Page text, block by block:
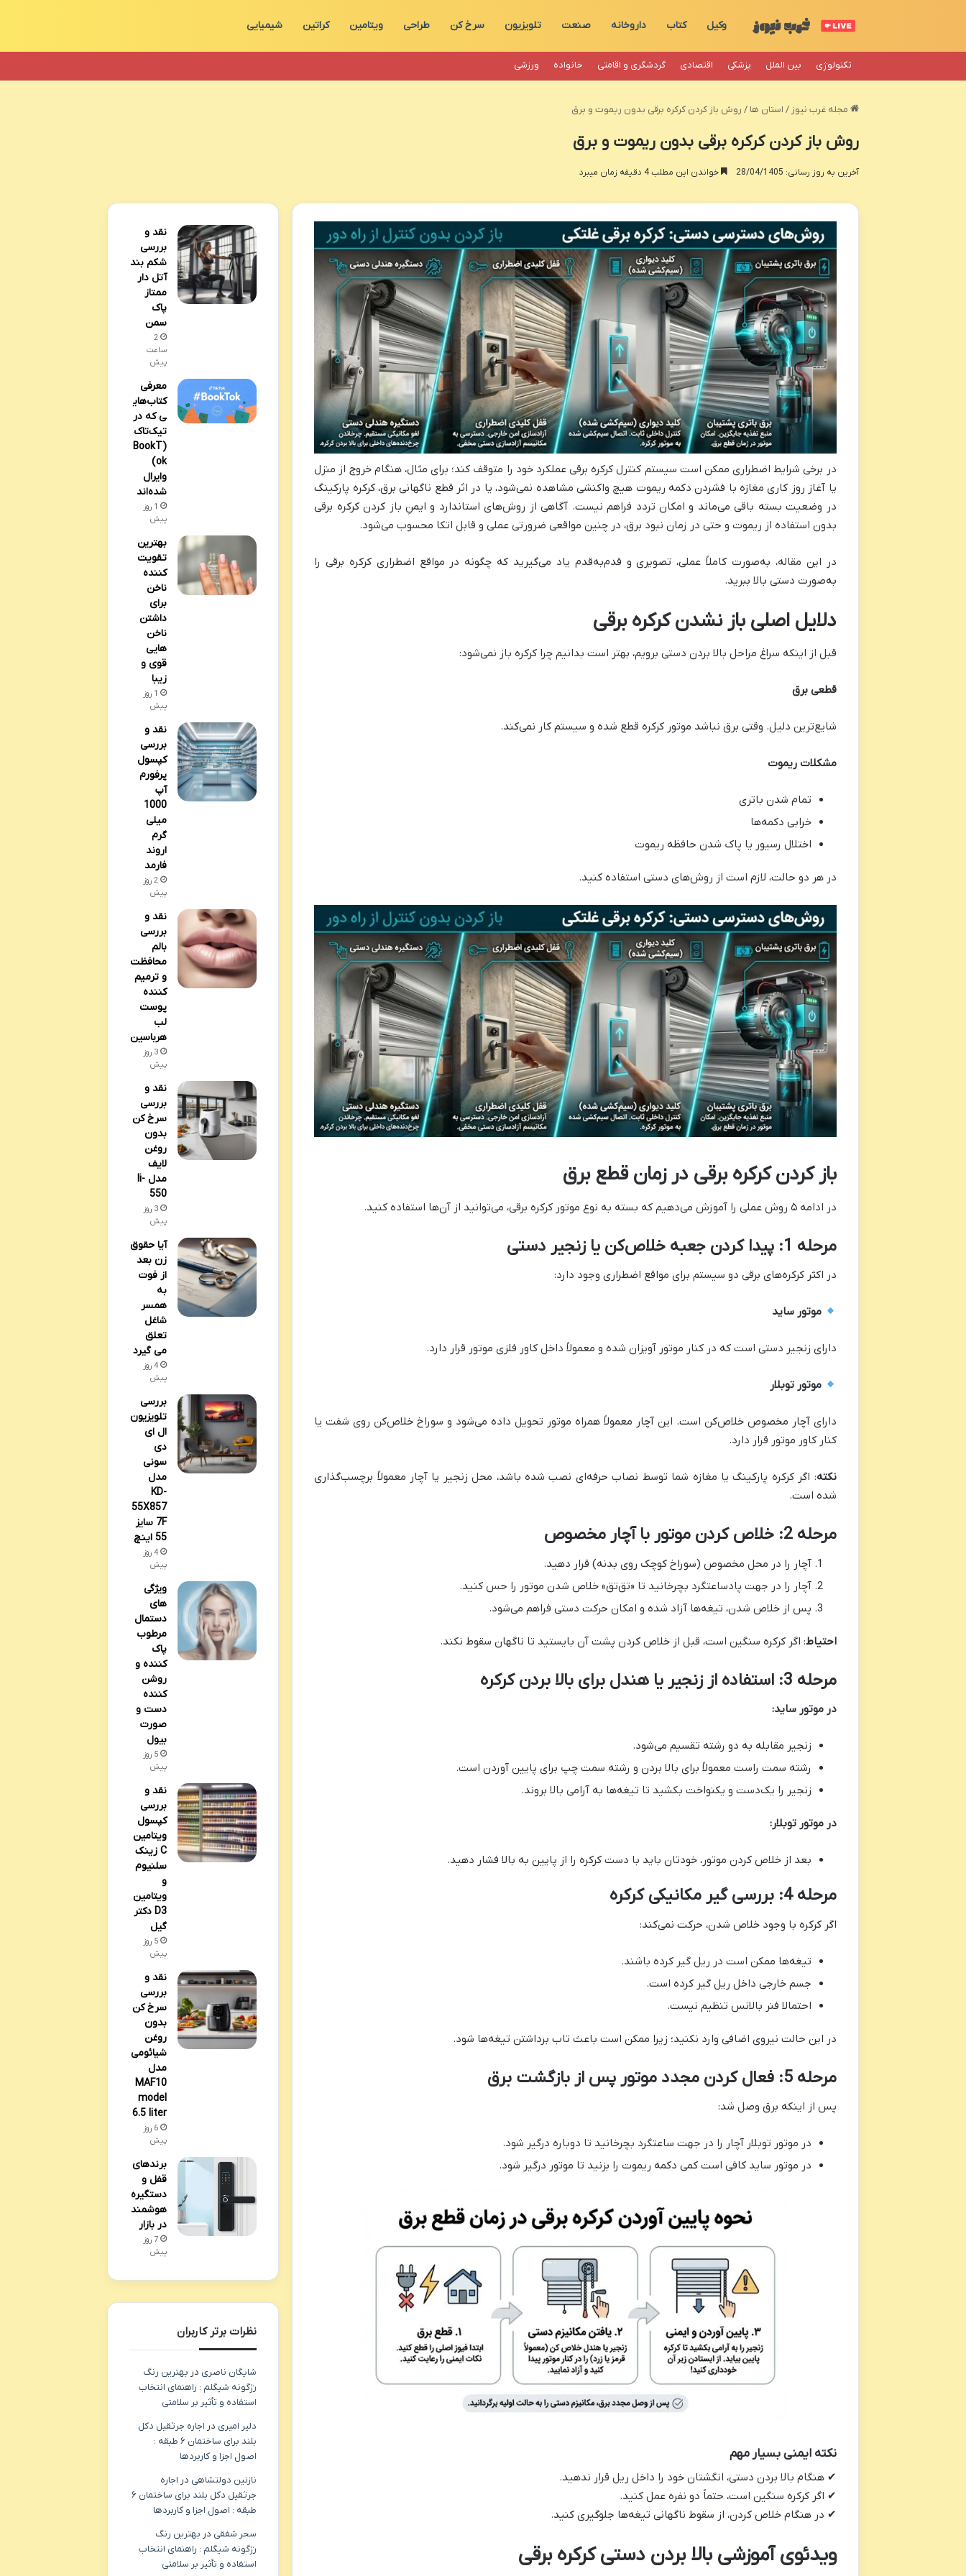
وکیل کتاب داروخانه صنعت تلویزیون سرخ کن طراحی ویتامین کراتین شیمیایی
تکنولوژی بین الملل پزشکی اقتصادی گردشگری و اقامتی خانواده ورزشی
مجله غرب نیوز / استان ها / روش باز کردن کرکره برقی بدون ریموت و برق
روش باز کردن کرکره برقی بدون ریموت و برق
آخرین به روز رسانی: 28/04/1405 خواندن این مطلب 4 دقیقه زمان میبرد
در برخی شرایط اضطراری ممکن است سیستم کنترل کرکره برقی عملکرد خود را متوقف کند؛ برای مثال، هنگام خروج از منزل
یا آغاز روز کاری مغازه با فشردن دکمه ریموت هیچ واکنشی مشاهده نمی‌شود، یا در اثر قطع ناگهانی برق، کرکره پارکینگ
در وضعیت بسته باقی می‌ماند و امکان تردد فراهم نیست. آگاهی از روش‌های استاندارد و ایمنِ باز کردن کرکره برقی
بدون استفاده از ریموت و حتی در زمان نبود برق، در چنین مواقعی ضرورتی عملی و قابل اتکا محسوب می‌شود.
در این مقاله، به‌صورت کاملاً عملی، تصویری و قدم‌به‌قدم یاد می‌گیرید که چگونه در مواقع اضطراری کرکره برقی را
به‌صورت دستی بالا ببرید.
دلایل اصلی باز نشدن کرکره برقی
قبل از اینکه سراغ مراحل بالا بردن دستی برویم، بهتر است بدانیم چرا کرکره باز نمی‌شود:
قطعی برق
شایع‌ترین دلیل. وقتی برق نباشد موتور کرکره قطع شده و سیستم کار نمی‌کند.
مشکلات ریموت
تمام شدن باتری
خرابی دکمه‌ها
اختلال رسیور یا پاک شدن حافظه ریموت
در هر دو حالت، لازم است از روش‌های دستی استفاده کنید.
باز کردن کرکره برقی در زمان قطع برق
در ادامه ۵ روش عملی را آموزش می‌دهیم که بسته به نوع موتور کرکره برقی، می‌توانید از آن‌ها استفاده کنید.
مرحله 1: پیدا کردن جعبه خلاص‌کن یا زنجیر دستی
در اکثر کرکره‌های برقی دو سیستم برای مواقع اضطراری وجود دارد:
موتور ساید
دارای زنجیر دستی است که در کنار موتور آویزان شده و معمولاً داخل کاور فلزی موتور قرار دارد.
موتور توبلار
دارای آچار مخصوص خلاص‌کن است. این آچار معمولاً همراه موتور تحویل داده می‌شود و سوراخ خلاص‌کن روی شفت یا
کنار کاور موتور قرار دارد.
نکته: اگر کرکره پارکینگ یا مغازه شما توسط نصاب حرفه‌ای نصب شده باشد، محل زنجیر یا آچار معمولاً برچسب‌گذاری
شده است.
مرحله 2: خلاص کردن موتور با آچار مخصوص
آچار را در محل مخصوص (سوراخ کوچک روی بدنه) قرار دهید.
آچار را در جهت پادساعتگرد بچرخانید تا «تق‌تق» خلاص شدن موتور را حس کنید.
پس از خلاص شدن، تیغه‌ها آزاد شده و امکان حرکت دستی فراهم می‌شود.
احتیاط: اگر کرکره سنگین است، قبل از خلاص کردن پشت آن بایستید تا ناگهان سقوط نکند.
مرحله 3: استفاده از زنجیر یا هندل برای بالا بردن کرکره
در موتور ساید:
زنجیر مقابله به دو رشته تقسیم می‌شود.
رشته سمت راست معمولاً برای بالا بردن و رشته سمت چپ برای پایین آوردن است.
زنجیر را یک‌دست و یکنواخت بکشید تا تیغه‌ها به آرامی بالا بروند.
در موتور توبلار:
بعد از خلاص کردن موتور، خودتان باید با دست کرکره را از پایین به بالا فشار دهید.
مرحله 4: بررسی گیر مکانیکی کرکره
اگر کرکره با وجود خلاص شدن، حرکت نمی‌کند:
تیغه‌ها ممکن است در ریل گیر کرده باشند.
جسم خارجی داخل ریل گیر کرده است.
احتمالا فنر بالانس تنظیم نیست.
در این حالت نیروی اضافی وارد نکنید؛ زیرا ممکن است باعث تاب برداشتن تیغه‌ها شود.
مرحله 5: فعال کردن مجدد موتور پس از بازگشت برق
پس از اینکه برق وصل شد:
در موتور توبلار آچار را در جهت ساعتگرد بچرخانید تا دوباره درگیر شود.
در موتور ساید کافی است کمی دکمه ریموت را بزنید تا موتور درگیر شود.
نکته ایمنی بسیار مهم
✔ هنگام بالا بردن دستی، انگشتان خود را داخل ریل قرار ندهید.
✔ اگر کرکره سنگین است، حتماً دو نفره عمل کنید.
✔ در هنگام خلاص کردن، از سقوط ناگهانی تیغه‌ها جلوگیری کنید.
ویدئوی آموزشی بالا بردن دستی کرکره برقی
نقد و
بررسی
شکم بند
آتل دار
ممتاز
پاک
سمن
2
ساعت
پیش
معرفی
کتاب‌های
ی که در
تیک‌تاک
(BookT
ok)
وایرال
شده‌اند
1 روز
پیش
بهترین
تقویت
کننده
ناخن
برای
داشتن
ناخن
هایی
قوی و
زیبا
1 روز
پیش
نقد و
بررسی
کپسول
پرفورم
آپ
1000
میلی
گرم
اروند
فارمد
2 روز
پیش
نقد و
بررسی
بالم
محافظت
و ترمیم
کننده
پوست
لب
هرباسین
3 روز
پیش
نقد و
بررسی
سرخ کن
بدون
روغن
لایف
مدل li-
550
3 روز
پیش
آیا حقوق
زن بعد
از فوت
به
همسر
شاغل
تعلق
می گیرد
4 روز
پیش
بررسی
تلویزیون
ال ای
دی
سونی
مدل
KD-
55X857
7F سایز
55 اینچ
4 روز
پیش
ویژگی
های
دستمال
مرطوب
پاک
کننده و
روشن
کننده
دست و
صورت
بیول
5 روز
پیش
نقد و
بررسی
کپسول
ویتامین
C زینک
سلنیوم
و
ویتامین
D3 دکتر
گیل
5 روز
پیش
نقد و
بررسی
سرخ کن
بدون
روغن
شیائومی
مدل
MAF10
model
6.5 liter
6 روز
پیش
برندهای
قفل و
دستگیره
هوشمند
در بازار
7 روز
پیش
نظرات برتر کاربران
شایگان ناصری در بهترین رنگ
رژگونه شیگلم : راهنمای انتخاب
استفاده و تأثیر بر سلامتی
دلیر امیری در اجاره جرثقیل دکل
بلند برای ساختمان ۶ طبقه :
اصول اجزا و کاربردها
نازنین دولتشاهی در اجاره
جرثقیل دکل بلند برای ساختمان ۶
طبقه : اصول اجزا و کاربردها
سحر شفقی در بهترین رنگ
رژگونه شیگلم : راهنمای انتخاب
استفاده و تأثیر بر سلامتی